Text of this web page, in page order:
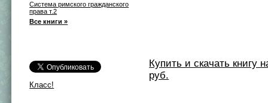
Система римского гражданского
права т.2
Все книги »
Класс!
Купить и скачать книгу
руб.